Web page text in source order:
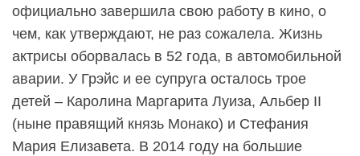
официально завершила свою работу в кино, о
чем, как утверждают, не раз сожалела. Жизнь
актрисы оборвалась в 52 года, в автомобильной
аварии. У Грэйс и ее супруга осталось трое
детей – Каролина Маргарита Луиза, Альбер II
(ныне правящий князь Монако) и Стефания
Мария Елизавета. В 2014 году на большие